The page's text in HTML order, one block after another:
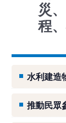
災
程
水利建造
推動民眾